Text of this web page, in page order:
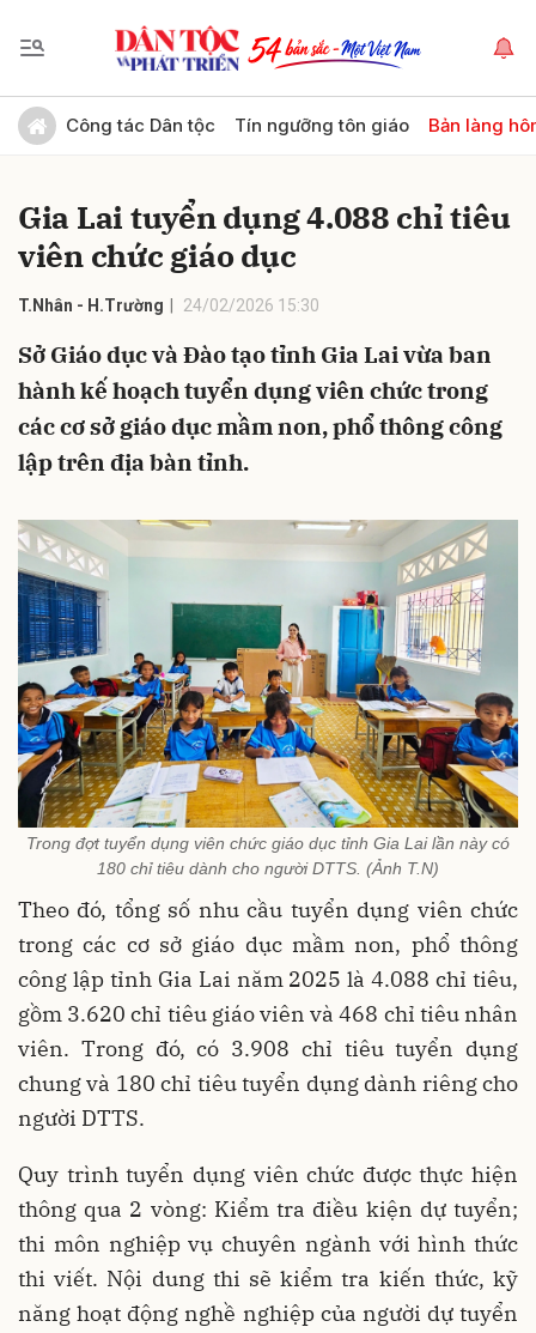
Công tác Dân tộc Tín ngưỡng tôn giáo Bản làng
Gia Lai tuyển dụng 4.088 chỉ tiêu
viên chức giáo dục
T.Nhân - H.Trường 24/02/2026 15:30
Sở Giáo dục và Đào tạo tỉnh Gia Lai vừa ban
hành kế hoạch tuyển dụng viên chức trong
các cơ sở giáo dục mầm non, phổ thông công
lập trên địa bàn tỉnh.
Trong đợt tuyển dụng viên chức giáo dục tỉnh Gia Lai lần này có
180 chỉ tiêu dành cho người DTTS. (Ảnh T.N)
Theo đó, tổng số nhu cầu tuyển dụng viên chức
trong các cơ sở giáo dục mầm non, phổ thông
công lập tỉnh Gia Lai năm 2025 là 4.088 chỉ tiêu,
gồm 3.620 chỉ tiêu giáo viên và 468 chỉ tiêu nhân
viên. Trong đó, có 3.908 chỉ tiêu tuyển dụng
chung và 180 chỉ tiêu tuyển dụng dành riêng cho
người DTTS.
Quy trình tuyển dụng viên chức được thực hiện
thông qua 2 vòng: Kiểm tra điều kiện dự tuyển;
thi môn nghiệp vụ chuyên ngành với hình thức
thi viết. Nội dung thi sẽ kiểm tra kiến thức, kỹ
năng hoạt động nghề nghiệp của người dự tuyển
Gửi bình luận
Hủy Gửi